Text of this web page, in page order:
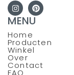
MENU
Home
Producten
Winkel
Over
Contact